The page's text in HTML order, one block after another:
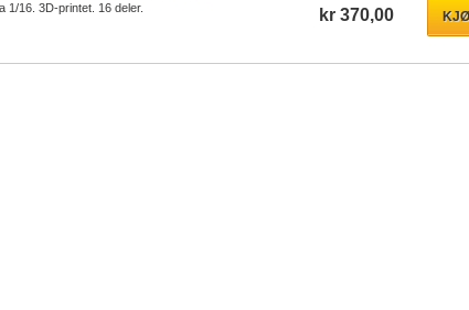
1/16. 3D-printet. 16 deler. kr 370,00